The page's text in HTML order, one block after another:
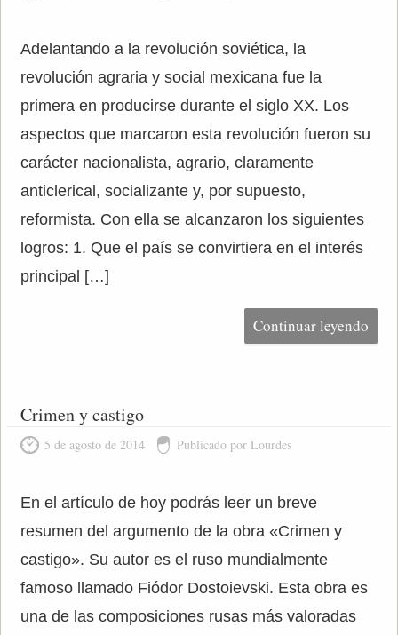
Adelantando a la revolución soviética, la
revolución agraria y social mexicana fue la
primera en producirse durante el siglo XX. Los
aspectos que marcaron esta revolución fueron su
carácter nacionalista, agrario, claramente
anticlerical, socializante y, por supuesto,
reformista. Con ella se alcanzaron los siguientes
logros: 1. Que el país se convirtiera en el interés
principal […]
Continuar leyendo
Crimen y castigo
5 de agosto de 2014 Publicado por Lourdes
En el artículo de hoy podrás leer un breve
resumen del argumento de la obra «Crimen y
castigo». Su autor es el ruso mundialmente
famoso llamado Fiódor Dostoievski. Esta obra es
una de las composiciones rusas más valoradas